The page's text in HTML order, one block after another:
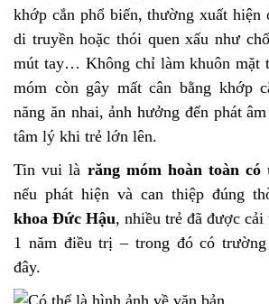
khớp cắn phổ biến, thường xuất hiện
di truyền hoặc thói quen xấu như
mút tay… Không chỉ làm khuôn mặt
móm còn gây mất cân bằng khớp
năng ăn nhai, ảnh hưởng đến phát
tâm lý khi trẻ lớn lên.
Tin vui là răng móm hoàn toàn
nếu phát hiện và can thiệp đúng
khoa Đức Hậu, nhiều trẻ đã được
1 năm điều trị – trong đó có
đây.